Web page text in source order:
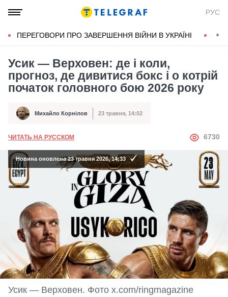
РУС
ПЕРЕГОВОРИ ПРО ЗАВЕРШЕННЯ ВІЙНИ В УКРАЇНІ
Усик — Верховен: де і коли,
прогноз, де дивитися бокс і о котрій
початок головного бою 2026 року
Автор Михайло Корнілов
Дата публікації 23 травня, 14:02
ЧИТАТЬ НА РУССКОМ АВТОР
6730
Новина оновлена 23 травня 2026, 14:33
Усик — Верховен. Фото x.com/ringmagazine